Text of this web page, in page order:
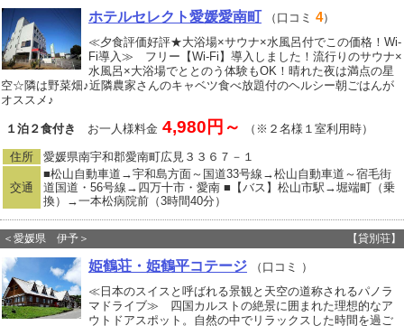
ホテルセレクト愛媛愛南町 （口コミ 4）
≪夕食評価好評★大浴場×サウナ×水風呂付でこの価格！Wi-
Fi導入≫ フリー【Wi-Fi】導入しました！流行りのサウナ×
水風呂×大浴場でととのう体験もOK！晴れた夜は満点の星
空☆隣は野菜畑♪近隣農家さんのキャベツ食べ放題付のヘルシー朝ごはんが
オススメ♪
１泊２食付き お一人様料金 4,980円～ （※２名様１室利用時）
住所 愛媛県南宇和郡愛南町広見３３６７－１
交通
■松山自動車道→宇和島方面～国道33号線→松山自動車道～宿毛街
道国道・56号線→四万十市・愛南 ■【バス】松山市駅→堀端町（乗
換）→一本松病院前（3時間40分）
＜愛媛県 伊予＞ 【貸別荘】
姫鶴荘・姫鶴平コテージ （口コミ
）
≪日本のスイスと呼ばれる景観と天空の道称されるパノラ
マドライブ≫ 四国カルストの絶景に囲まれた理想的なア
ウトドアスポット。自然の中でリラックスした時間を過ご